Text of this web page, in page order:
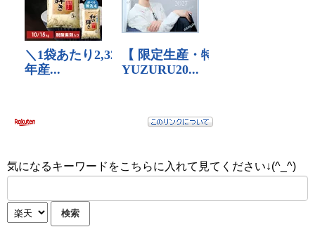
気になるキーワードをこちらに入れて見てください↓(^_^)